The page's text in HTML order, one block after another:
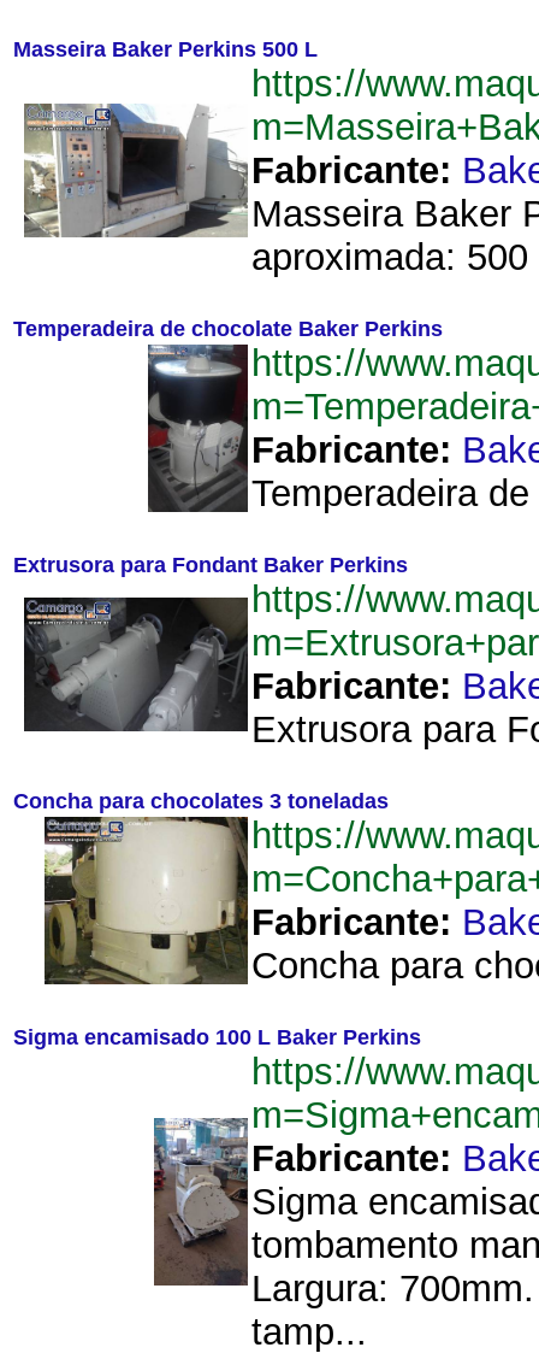
Masseira Baker Perkins 500 L
https://
Fabricante:
Masseira Baker
aproximada:
Temperadeira de chocolate Baker Perkins
https://
Fabricante:
Temperadeira
Extrusora para Fondant Baker Perkins
https://
Fabricante:
Extrusora para
Concha para chocolates 3 toneladas
https://
Fabricante:
Concha para
Sigma encamisado 100 L Baker Perkins
https://
Fabricante:
Sigma
tombamento
Largura:
tamp...